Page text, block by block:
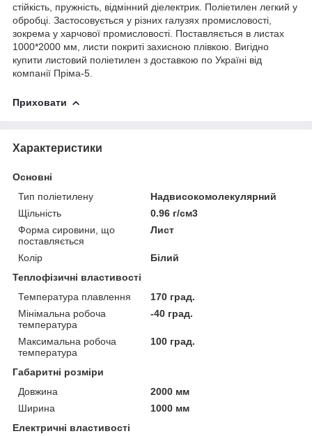
стійкість, пружність, відмінний діелектрик. Поліетилен легкий у
обробці. Застосовується у різних галузях промисловості,
зокрема у харчової промисловості. Поставляється в листах
1000*2000 мм, листи покриті захисною плівкою. Вигідно
купити листовий поліетилен з доставкою по Україні від
компанії Пріма-5.
Приховати
Характеристики
Основні
Тип поліетилену
Надвисокомолекулярний
Щільність
0.96 г/см3
Форма сировини, що
поставляється
Лист
Колір
Білий
Теплофізичні властивості
Температура плавлення
170 град.
Мінімальна робоча
температура
-40 град.
Максимальна робоча
температура
100 град.
Габаритні розміри
Довжина
2000 мм
Ширина
1000 мм
Електричні властивості